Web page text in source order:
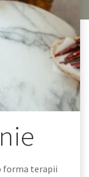
forma terapii